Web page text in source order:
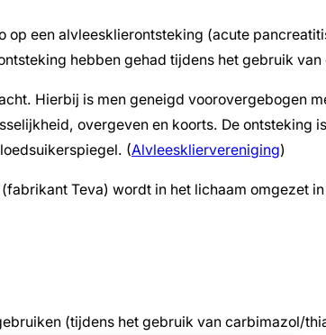
een alvleesklierontsteking (acute
hebben gehad tijdens het gebruik
Hierbij is men geneigd voorovergebogen
overgeven en koorts. De ontsteking
(Alvleeskliervereniging)
Teva) wordt in het lichaam omgezet
(tijdens het gebruik van carbimazol/